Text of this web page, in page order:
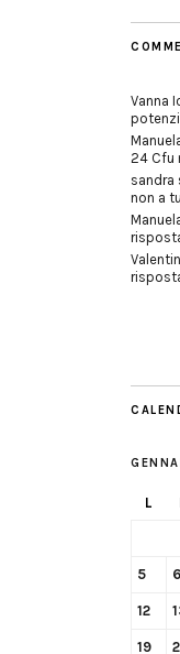
Vanna
24 Cfu
sandra
non a
L
5 6
12
19